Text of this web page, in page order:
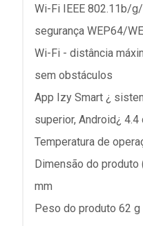
Wi-Fi IEEE 802.11b/
segurança WEP64/
Wi-Fi - distância
sem obstáculos
App Izy Smart ¿
superior, Android¿
Temperatura de
Dimensão do produto
mm
Peso do produto 62 g